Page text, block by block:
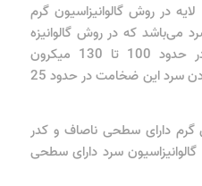
در روش گالوانیزاسیون گرم
که در روش گالوانیزه
کردن گرم ضخامت این لایه در حدود 100 تا 130 میکرون
می‌باشد، اما در روش گالوانیزه کردن سرد این ضخامت در حدود 25
گرم دارای سطحی ناصاف و کدر
سرد دارای سطحی